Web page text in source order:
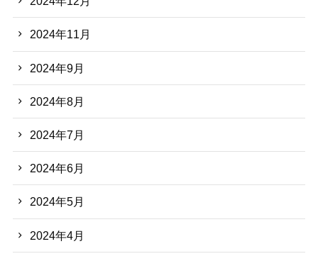
2024年11月
2024年9月
2024年8月
2024年7月
2024年6月
2024年5月
2024年4月